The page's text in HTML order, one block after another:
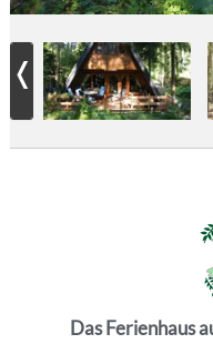
Das Ferienhaus